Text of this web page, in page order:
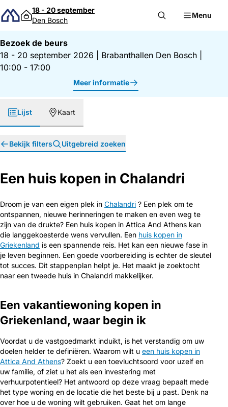
Direct naar inhoud
18 - 20 september
Den Bosch
Menu
Bezoek de beurs
18 - 20 september 2026
Brabanthallen Den Bosch
10:00 - 17:00
Meer informatie
Lijst Kaart
Bekijk filters Uitgebreid zoeken
Een huis kopen in Chalandri
Droom je van een eigen plek in Chalandri ? Een plek om te
ontspannen, nieuwe herinneringen te maken en even weg te
zijn van de drukte? Een huis kopen in Attica And Athens kan
die langgekoesterde wens vervullen. Een huis kopen in
Griekenland is een spannende reis. Het kan een nieuwe fase in
je leven beginnen. Een goede voorbereiding is echter de sleutel
tot succes. Dit stappenplan helpt je. Het maakt je zoektocht
naar een tweede huis in Chalandri makkelijker.
Een vakantiewoning kopen in
Griekenland, waar begin ik
Voordat u de vastgoedmarkt induikt, is het verstandig om uw
doelen helder te definiëren. Waarom wilt u een huis kopen in
Attica And Athens? Zoekt u een toevluchtsoord voor uzelf en
uw familie, of ziet u het als een investering met
verhuurpotentieel? Het antwoord op deze vraag bepaalt mede
het type woning en de locatie die het beste bij u past. Denk na
over hoe u de woning wilt gebruiken. Gaat het om lange